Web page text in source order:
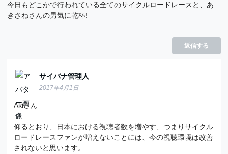
今日もどこかで行われている全てのサイクルロードレースと、あ
きさねさんの男気に乾杯!
返信する
サイバナ管理人
2017年4月1日
Akiさん
仰るとおり、日本における視聴者数を増やす、つまりサイクル
ロードレースファンが増えないことには、今の視聴環境は改善
されないと思います。